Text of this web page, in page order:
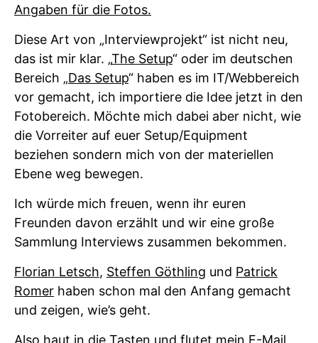
Angaben für die Fotos.
Diese Art von „Interviewprojekt“ ist nicht neu,
das ist mir klar. „The Setup“ oder im deutschen
Bereich „Das Setup“ haben es im IT/Webbereich
vor gemacht, ich importiere die Idee jetzt in den
Fotobereich. Möchte mich dabei aber nicht, wie
die Vorreiter auf euer Setup/Equipment
beziehen sondern mich von der materiellen
Ebene weg bewegen.
Ich würde mich freuen, wenn ihr euren
Freunden davon erzählt und wir eine große
Sammlung Interviews zusammen bekommen.
Florian Letsch, Steffen Göthling und Patrick
Romer haben schon mal den Anfang gemacht
und zeigen, wie’s geht.